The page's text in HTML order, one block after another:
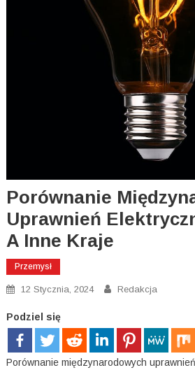
Porównanie
Uprawnień
A Inne Kraje
Przemysł
12 Stycznia, 2024 Redakcja
Podziel się
Porównanie międzynarodowych